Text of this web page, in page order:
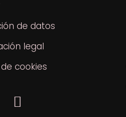
de datos
legal
cookies